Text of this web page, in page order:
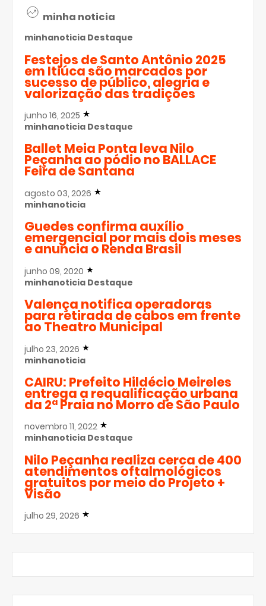
minha noticia
minhanoticia Destaque
Festejos de Santo Antônio 2025
em Itiúca são marcados por
sucesso de público, alegria e
valorização das tradições
junho 16, 2025
minhanoticia Destaque
Ballet Meia Ponta leva Nilo
Peçanha ao pódio no BALLACE
Feira de Santana
agosto 03, 2026
minhanoticia
Guedes confirma auxílio
emergencial por mais dois meses
e anuncia o Renda Brasil
junho 09, 2020
minhanoticia Destaque
Valença notifica operadoras
para retirada de cabos em frente
ao Theatro Municipal
julho 23, 2026
minhanoticia
CAIRU: Prefeito Hildécio Meireles
entrega a requalificação urbana
da 2ª Praia no Morro de São Paulo
novembro 11, 2022
minhanoticia Destaque
Nilo Peçanha realiza cerca de 400
atendimentos oftalmológicos
gratuitos por meio do Projeto +
Visão
julho 29, 2026